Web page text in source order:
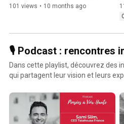
D'HUDSON]
101 views • 10 months ago
🎙️ Podcast : rencontres
Dans cette playlist, découvrez des
qui partagent leur vision et leurs
échanges authentiques, des
dans votre parcours professionnel et personnel. Envie de
captivantes ? Appuyez sur play et